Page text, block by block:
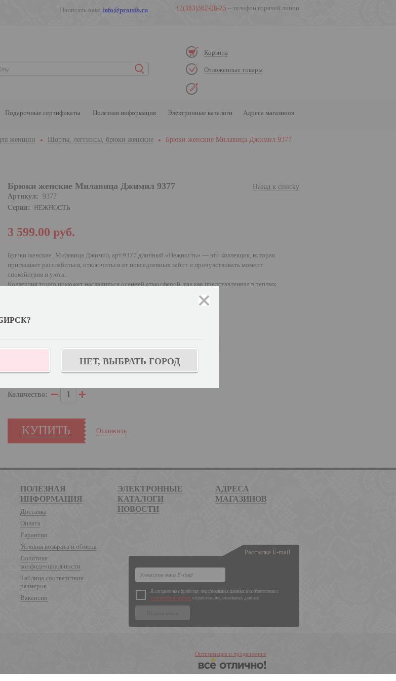
+7(383)362-08-25 – телефон горячей линии
Написать нам: info@protsib.ru
Корзина
Отложенные товары
Подарочные сертификаты Полезная информация Электронные каталоги Адреса магазинов
женщин Шорты, леггинсы, брюки женские Брюки женские Милавица Джимил 9377
Назад к списку
Брюки женские Милавица Джимил 9377
Артикул:
9377
Серия:
НЕЖНОСТЬ
3 599.00 руб.
Брюки женские_Милавица Джимил, арт.9377 длинный.«Нежность» — это коллекция, которая
приглашает расслабиться, отключиться от повседневных забот и прочувствовать момент
спокойствия и уюта.
Коллекция точно поможет насладиться осенней атмосферой, так как представленная в теплых
Выберите цвет:
Узнать размер
Количество:
КУПИТЬ Отложить
ПОЛЕЗНАЯ
ИНФОРМАЦИЯ
Доставка
Оплата
Гарантии
Условия возврата и обмена
Политика
конфиденциальности
Таблица соответствия
размеров
Вакансии
ЭЛЕКТРОННЫЕ
КАТАЛОГИ
АДРЕСА
МАГАЗИНОВ
НОВОСТИ
Рассылка E-mail
Я согласен на обработку персональных данных в соответствии с
условиями политики обработки персональных данных
Оптимизация и продвижение
НЕТ, ВЫБРАТЬ ГОРОД